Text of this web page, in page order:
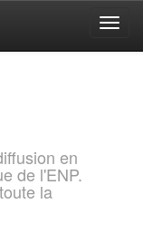
en
de l'ENP.
la